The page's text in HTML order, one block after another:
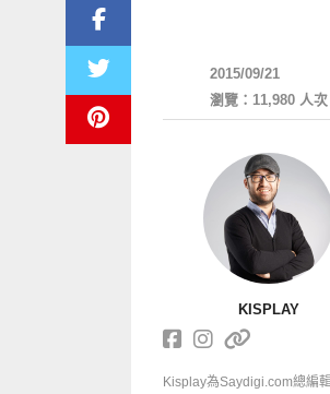
2015/09/21
瀏覽：11,980 人次
KISPLAY
Kisplay為Saydigi.com總編